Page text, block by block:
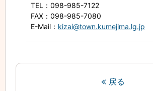
TEL
：098-985-7122
FAX ：098-985-7080
E-Mail ： kizai@town.kumejima.lg.jp
戻る